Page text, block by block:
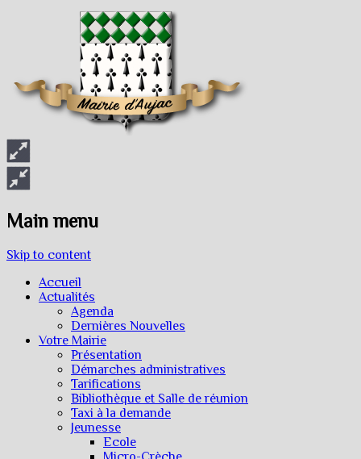
Main menu
Skip to content
Accueil
Actualités
Agenda
Dernières Nouvelles
Votre Mairie
Présentation
Démarches administratives
Tarifications
Bibliothèque et Salle de réunion
Taxi à la demande
Jeunesse
Ecole